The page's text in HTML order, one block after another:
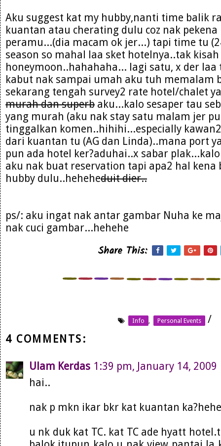
Aku suggest kat my hubby,nanti time balik
kuantan atau cherating dulu coz nak
peramu...(dia macam ok jer...) tapi time tu
season so mahal laa sket hotelnya..tak
honeymoon..hahahaha... lagi satu, x der
kabut nak sampai umah aku tuh memalam
sekarang tengah survey2 rate hotel/chalet
murah dan superb aku...kalo sesaper tau
yang murah (aku nak stay satu malam jer
tinggalkan komen..hihihi...especially
dari kuantan tu (AG dan Linda)..mana port
pun ada hotel ker?aduhai..x sabar
aku nak buat reservation tapi apa2 hal kena
hubby dulu..heheheduit dier..
ps/: aku ingat nak antar gambar Nuha ke
nak cuci gambar...hehehe
Share This:
Info Personal Events
/
4 COMMENTS:
Ulam Kerdas 1:39 pm, January 14, 2009
hai..
nak p mkn ikar bkr kat kuantan
u nk duk kat TC. kat TC ade hyatt